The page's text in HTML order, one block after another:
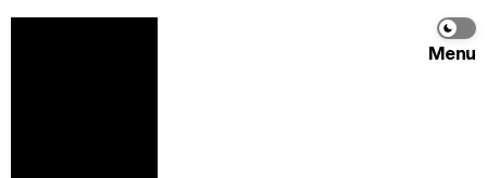
Menu